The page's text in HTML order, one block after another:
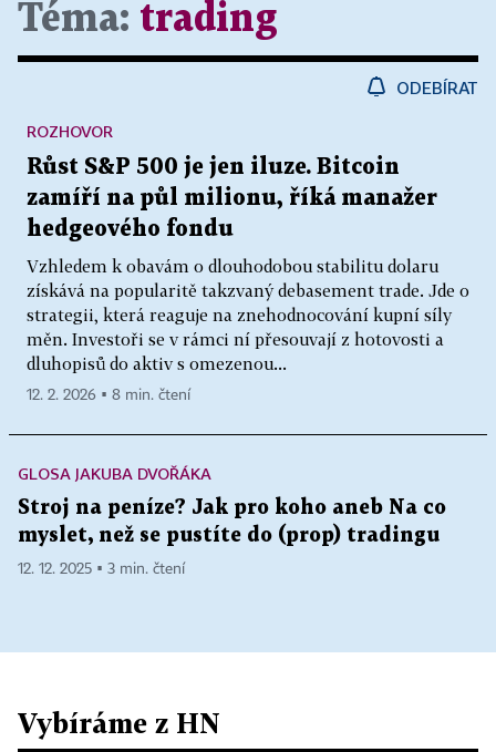
Téma: trading
ODEBÍRAT
Růst S&P 500 je jen iluze. Bitcoin
zamíří na půl milionu, říká manažer
hedgeového fondu
Vzhledem k obavám o dlouhodobou stabilitu dolaru
získává na popularitě takzvaný debasement trade. Jde o
strategii, která reaguje na znehodnocování kupní síly
měn. Investoři se v rámci ní přesouvají z hotovosti a
dluhopisů do aktiv s omezenou...
ROZHOVOR
12. 2. 2026 ▪ 8 min. čtení
GLOSA JAKUBA DVOŘÁKA
Stroj na peníze? Jak pro koho aneb Na co
myslet, než se pustíte do (prop) tradingu
12. 12. 2025 ▪ 3 min. čtení
Vybíráme z HN